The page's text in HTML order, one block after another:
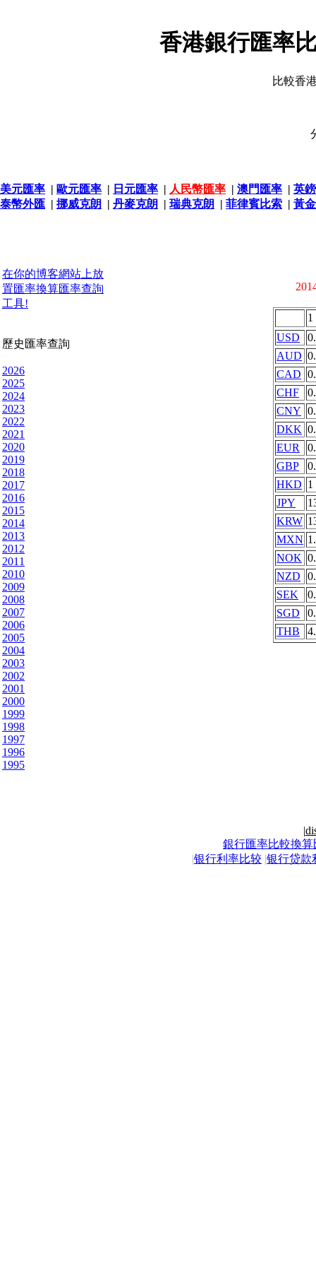
香港銀行匯率
比較香
美元匯率 | 歐元匯率 | 日元匯率 | 人民幣匯率 | 澳門匯率 | 英
泰幣外匯 | 挪威克朗 | 丹麥克朗 | 瑞典克朗 | 菲律賓比索 | 黃
在你的博客網站上放
置匯率換算匯率查詢
工具!
歷史匯率查詢
2026
2025
2024
2023
2022
2021
2020
2019
2018
2017
2016
2015
2014
2013
2012
2011
2010
2009
2008
2007
2006
2005
2004
2003
2002
2001
2000
1999
1998
1997
1996
1995
1
USD
AUD
CAD
CHF
CNY
DKK
EUR
GBP
HKD 1
JPY
KRW
MXN
NOK
NZD
SEK
SGD
THB
|
銀行匯率比較換算
|银行利率比较 |银行贷款